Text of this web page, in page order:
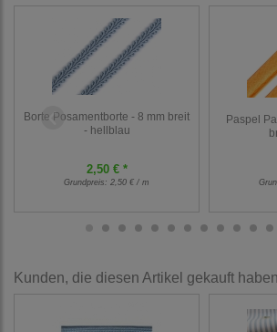
Borte Posamentborte - 8 mm breit
- hellblau
2,50 € *
Grundpreis: 2,50 € / m
Paspel
Kunden, die diesen Artikel gekauft